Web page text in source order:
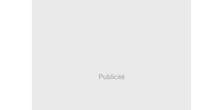
Publicité